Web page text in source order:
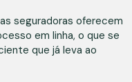
seguradoras oferecem
em linha, o que se
que já leva ao